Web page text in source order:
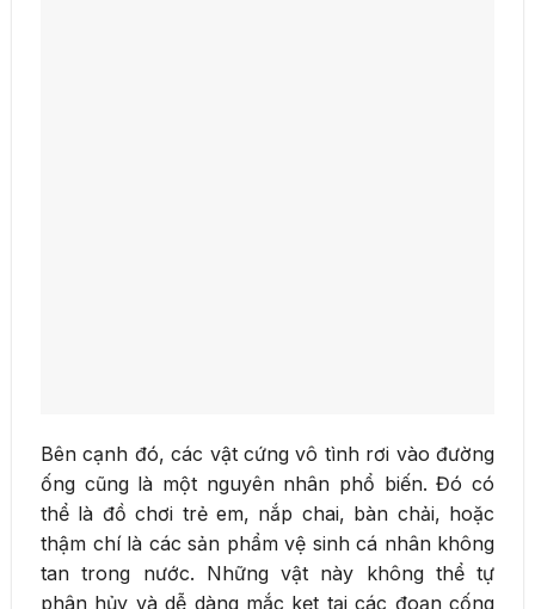
Bên cạnh đó, các vật cứng vô tình rơi vào đường
ống cũng là một nguyên nhân phổ biến. Đó có
thể là đồ chơi trẻ em, nắp chai, bàn chải, hoặc
thậm chí là các sản phẩm vệ sinh cá nhân không
tan trong nước. Những vật này không thể tự
phân hủy và dễ dàng mắc kẹt tại các đoạn cống